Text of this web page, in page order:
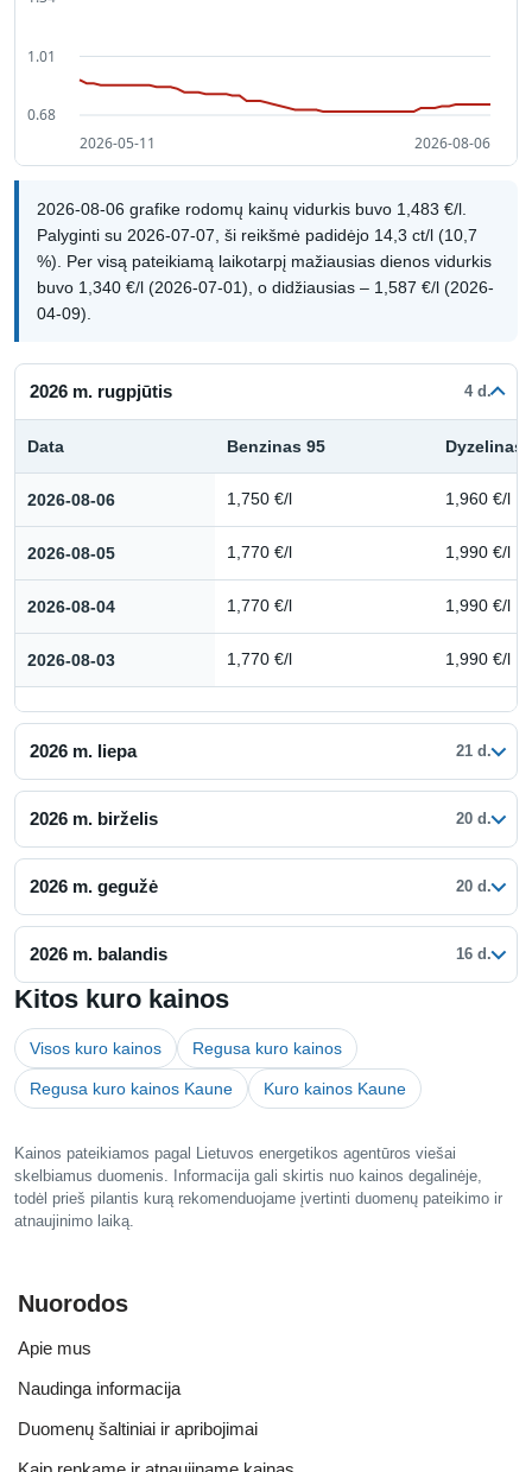
2026-08-06 grafike rodomų kainų vidurkis buvo 1,483 €/l.
Palyginti su 2026-07-07, ši reikšmė padidėjo 14,3 ct/l (10,7
%). Per visą pateikiamą laikotarpį mažiausias dienos vidurkis
buvo 1,340 €/l (2026-07-01), o didžiausias – 1,587 €/l (2026-
04-09).
2026 m. rugpjūtis 4 d.
Data Benzinas 95 Dyzelinas
2026-08-06 1,750 €/l 1,960 €/l
2026-08-05 1,770 €/l 1,990 €/l
2026-08-04 1,770 €/l 1,990 €/l
2026-08-03 1,770 €/l 1,990 €/l
2026 m. liepa 21 d.
2026 m. birželis 20 d.
2026 m. gegužė 20 d.
2026 m. balandis 16 d.
Kitos kuro kainos
Visos kuro kainos Regusa kuro kainos
Regusa kuro kainos Kaune Kuro kainos Kaune
Kainos pateikiamos pagal Lietuvos energetikos agentūros viešai
skelbiamus duomenis. Informacija gali skirtis nuo kainos degalinėje,
todėl prieš pilantis kurą rekomenduojame įvertinti duomenų pateikimo ir
atnaujinimo laiką.
Nuorodos
Apie mus
Naudinga informacija
Duomenų šaltiniai ir apribojimai